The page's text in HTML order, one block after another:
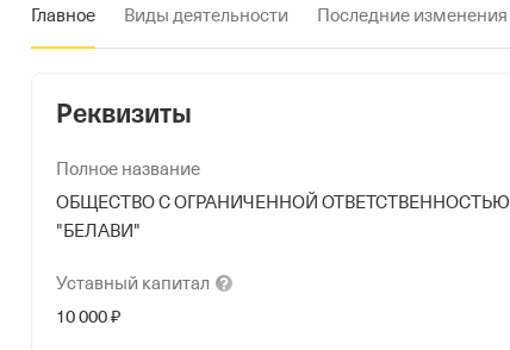
Главное Виды деятельности Последние изменения
Реквизиты
Полное название
ОБЩЕСТВО С ОГРАНИЧЕННОЙ ОТВЕТСТВЕННОСТЬЮ
"БЕЛАВИ"
Уставный капитал
10 000 ₽